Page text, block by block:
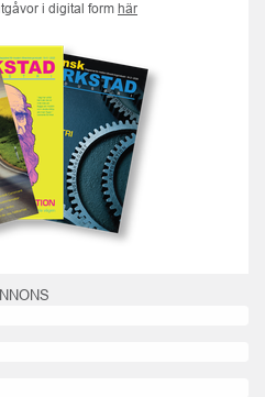
i digital form här